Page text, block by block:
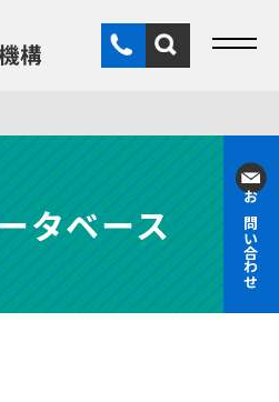
お問い合わせ
タベース